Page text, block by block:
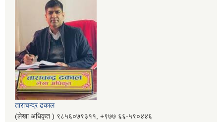
ताराचन्द्र ढकाल
(लेखा अधिकृत ) ९८५६०७९३११, ‌‍‍+९७७ ६६-५९०४४६